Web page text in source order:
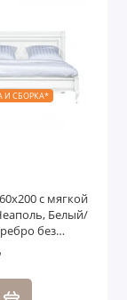
И СБОРКА*
с мягкой
Белый/
без